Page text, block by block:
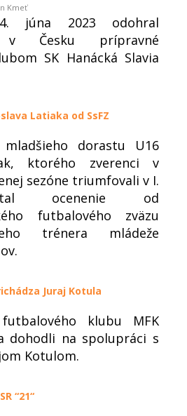
Kmeť
júna 2023 odohral
v Česku prípravné
SK Hanácká Slavia
Latiaka od SsFZ
dorastu U16
ktorého zverenci v
sezóne triumfovali v I.
ocenenie od
futbalového zväzu
trénera mládeže
Juraj Kotula
klubu MFK
dohodli na spolupráci s
Kotulom.
“21“